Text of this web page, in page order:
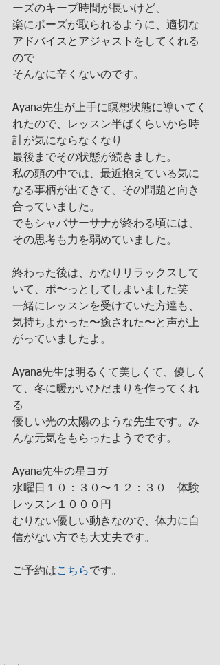
ーズのキープ時間が長いけど、
楽にポーズが取られるように、適切な
アドバイスとアジャストをしてくれる
ので
そんなに辛くないのです。
Ayana先生が上手に瞑想状態に導いてく
れたので、レッスン半ばくらいから時
計が気にならなくなり
最後までその状態が続きました。
私の頭の中では、最近抱えている気に
なる事柄が出てきて、その問題と向き
合っていました。
でもシャバサーサナが終わる頃には、
その思考も力を弱めていました。
終わった後は、かなりリラックスして
いて、ボ〜っとしてしまいました笑
一緒にレッスンを受けていた方達も、
気持ちよかった〜癒された〜と声が上
がっていましたよ。
Ayana先生は明るくて美しくて、優しく
て、冬に暖かいひだまりを作ってくれ
る
優しい光の太陽のような先生です。み
んな元気をもらったようでです。
Ayana先生の星ヨガ
水曜日１０：３０〜１２：３０　体験
レッスン１０００円
むりない優しい動きなので、体力に自
信がない方でも大丈夫です。
ご予約はこちらです。